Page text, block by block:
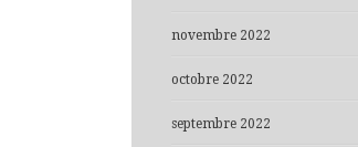
novembre 2022
octobre 2022
septembre 2022